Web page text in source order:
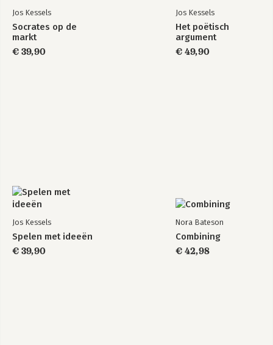
Jos Kessels
Socrates op de
markt
€ 39,90
Jos Kessels
Het poëtisch
argument
€ 49,90
Jos Kessels
Spelen met ideeën
€ 39,90
Nora Bateson
Combining
€ 42,98